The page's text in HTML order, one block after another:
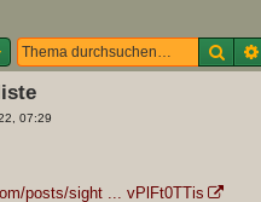
Suche
07:29
posts/sight ... vPlFt0TTis